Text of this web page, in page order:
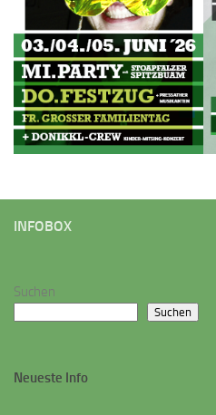
INFOBOX
Suchen
Suchen
Neueste Info